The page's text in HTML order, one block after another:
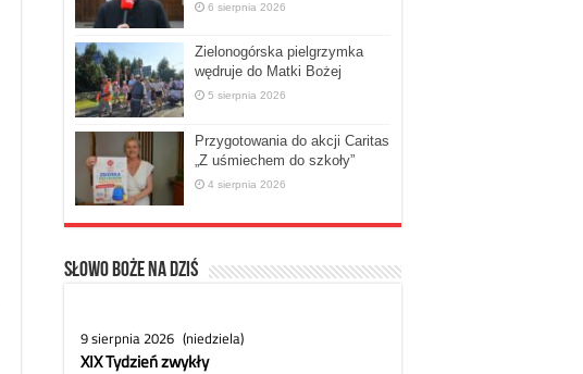
6 sierpnia 2026
Zielonogórska pielgrzymka
wędruje do Matki Bożej
5 sierpnia 2026
Przygotowania do akcji Caritas
„Z uśmiechem do szkoły”
4 sierpnia 2026
Słowo Boże na dziś